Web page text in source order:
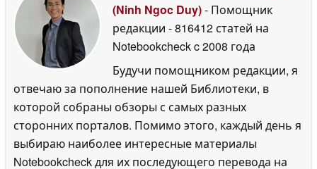
(Ninh Ngoc Duy)- Помощник
редакции - 816412 статей на
Notebookcheckc 2008 года
Будучи помощником редакции, я
отвечаю за пополнение нашей Библиотеки, в
которой собраны обзоры с самых разных
сторонних порталов. Помимо этого, каждый день я
выбираю наиболее интересные материалы
Notebookcheck для их последующего перевода на